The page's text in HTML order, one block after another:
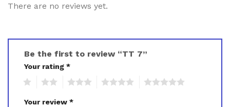
There are no reviews yet.
Be the first to review “TT 7”
Your rating *
Your review *